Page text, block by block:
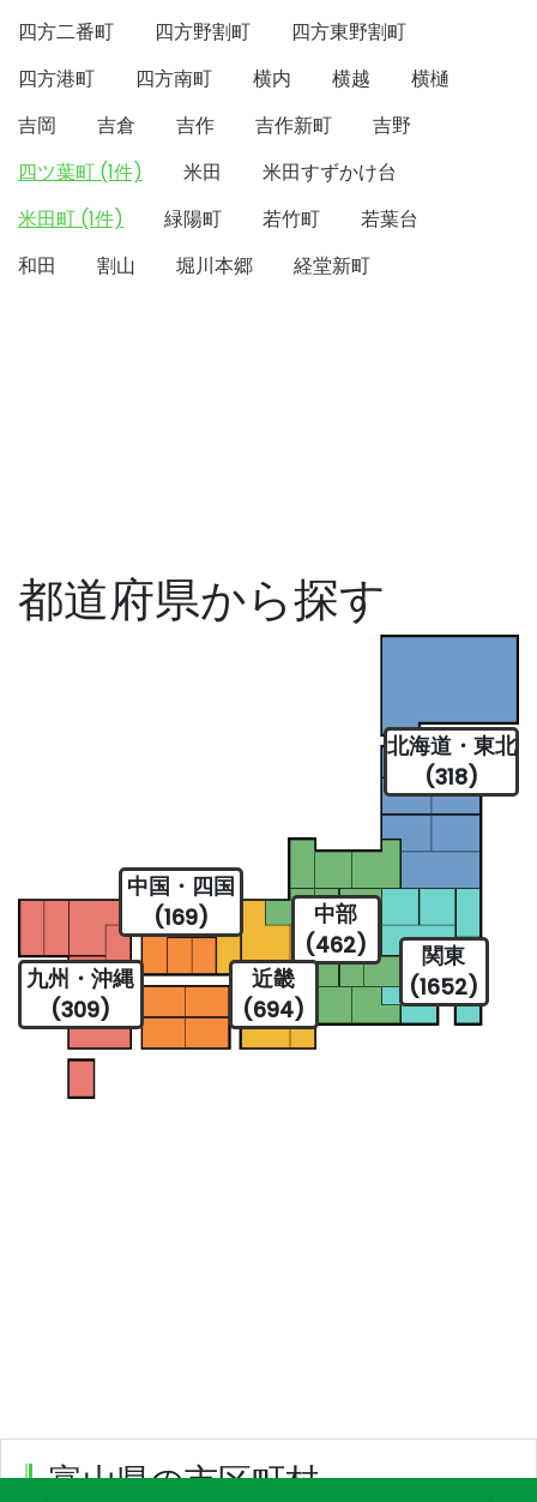
四方二番町
四方野割町
四方東野割町
四方港町
四方南町 横内 横越
横樋
吉岡
吉倉 吉作 吉作新町
吉野
四ツ葉町 (1件)
米田
米田すずかけ台
米田町 (1件)
緑陽町 若竹町
若葉台
和田
割山 堀川本郷 経堂新町
都道府県から探す
北海道・東北
(318)
関東
(1652)
中部
(462)
近畿
(694)
中国・四国
(169)
九州・沖縄
(309)
富山県の市区町村